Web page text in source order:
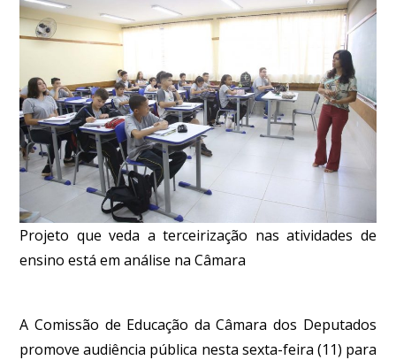
Projeto que veda a terceirização nas atividades de
ensino está em análise na Câmara
A Comissão de Educação da Câmara dos Deputados
promove audiência pública nesta sexta-feira (11) para